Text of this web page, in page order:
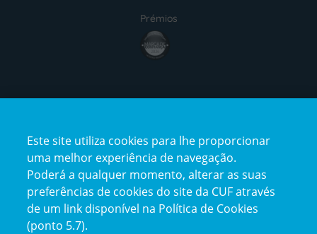
Prémios
award4
certification2certification3
Este site utiliza cookies para lhe proporcionar
uma melhor experiência de navegação.
Poderá a qualquer momento, alterar as suas
preferências de cookies do site da CUF através
de um link disponível na Política de Cookies
(ponto 5.7).